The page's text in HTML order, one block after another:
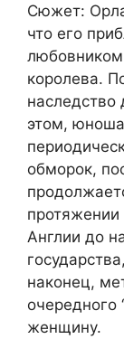
Сюжет:
что его
любовником
королева.
наследство
этом,
обморок,
протяжении
Англии до
наконец,
очередного
женщину.